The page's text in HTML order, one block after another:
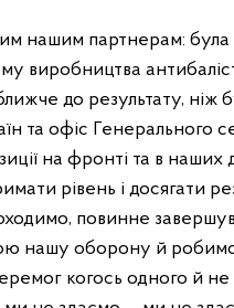
нашим партнерам: була
виробництва
до результату, ніж
та офіс
на фронті та в наших
рівень і досягати
повинне
нашу оборону й робимо
когось одного й